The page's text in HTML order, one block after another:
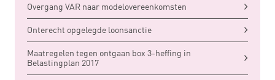
Overgang VAR naar modelovereenkomsten
Onterecht opgelegde loonsanctie
Maatregelen tegen ontgaan box 3-heffing in
Belastingplan 2017